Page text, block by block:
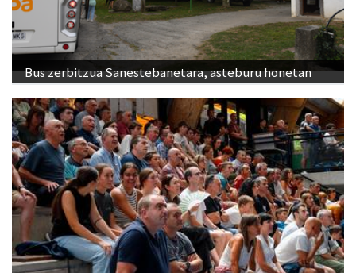
Bus zerbitzua Sanestebanetara, asteburu honetan